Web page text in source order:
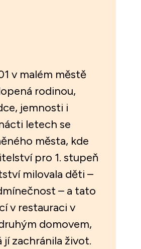
v malém městě
rodinou,
jemnosti i
letech se
města, kde
pro 1. stupeň
milovala děti –
– a tato
v restauraci v
domovem,
zachránila život.